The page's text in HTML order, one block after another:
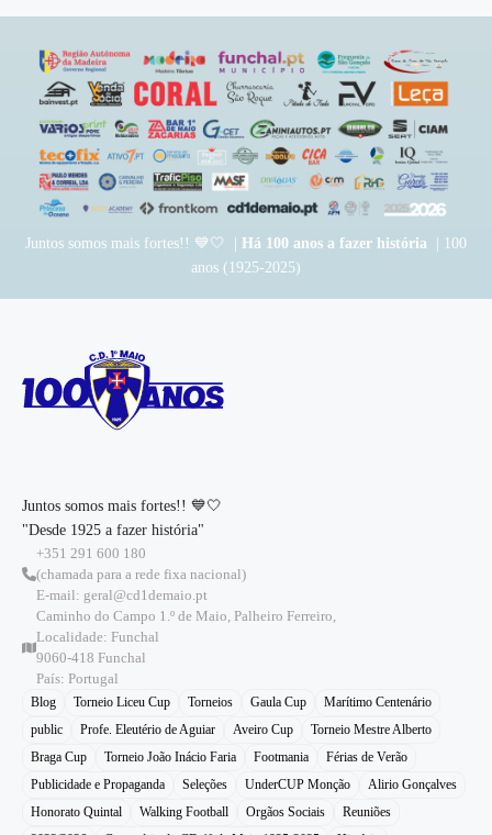
Juntos somos mais fortes!! 💙🤍 | Há 100 anos a fazer história | 100
anos (1925-2025)
Juntos somos mais fortes!! 💙🤍
"Desde 1925 a fazer história"
+351 291 600 180
(chamada para a rede fixa nacional)
E-mail: geral@cd1demaio.pt
Caminho do Campo 1.º de Maio, Palheiro Ferreiro,
Localidade: Funchal
9060-418 Funchal
País: Portugal
Blog Torneio Liceu Cup Torneios Gaula Cup
Marítimo Centenário
public
Profe. Eleutério de Aguiar Aveiro Cup
Torneio Mestre Alberto
Braga Cup
Torneio João Inácio Faria Footmania
Férias de Verão
Publicidade e Propaganda
Seleções UnderCUP Monção
Alirio Gonçalves
Honorato Quintal
Walking Football Orgãos Sociais
Reuniões